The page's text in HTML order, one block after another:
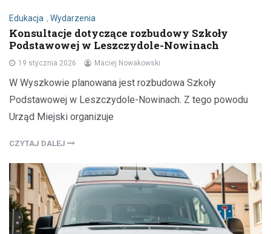
Edukacja , Wydarzenia
Konsultacje dotyczące rozbudowy Szkoły
Podstawowej w Leszczydole-Nowinach
19 stycznia 2026 Maciej Nowakowski
W Wyszkowie planowana jest rozbudowa Szkoły
Podstawowej w Leszczydole-Nowinach. Z tego powodu
Urząd Miejski organizuje
CZYTAJ DALEJ